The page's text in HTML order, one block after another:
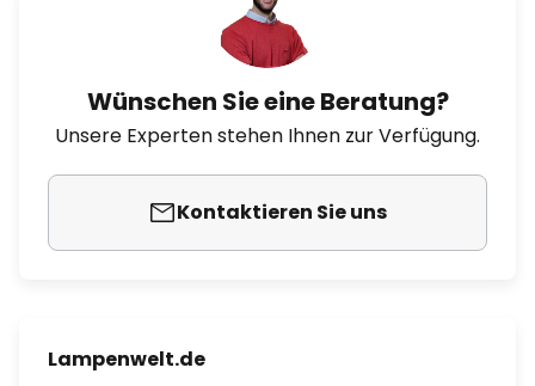
Wünschen Sie eine Beratung?
Unsere Experten stehen Ihnen zur Verfügung.
Kontaktieren Sie uns
Lampenwelt.de